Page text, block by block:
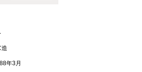
造
年3月